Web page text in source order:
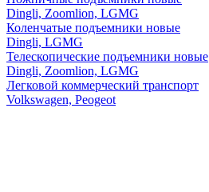
Dingli, Zoomlion, LGMG
Коленчатые подъемники новые
Dingli, LGMG
Телескопические подъемники новые
Dingli, Zoomlion, LGMG
Легковой коммерческий транспорт
Volkswagen, Peogeot